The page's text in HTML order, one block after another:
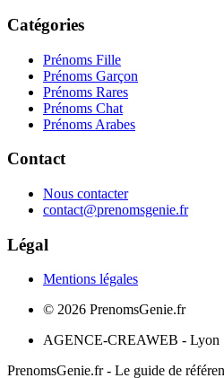
Catégories
Prénoms Fille
Prénoms Garçon
Prénoms Rares
Prénoms Chat
Prénoms Arabes
Contact
Nous contacter
contact@prenomsgenie.fr
Légal
Mentions légales
© 2026 PrenomsGenie.fr
AGENCE-CREAWEB - Lyon
PrenomsGenie.fr - Le guide de